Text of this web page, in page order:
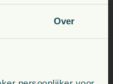
Over